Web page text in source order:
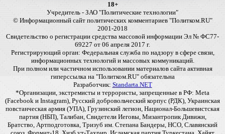
18+
Учредитель - ЗАО "Политические технологии"
© Информационный сайт политических комментариев "Политком.RU"
2001-2018
Свидетельство о регистрации средства массовой информации Эл № ФС77-
69227 от 06 апреля 2017 г.
Регистрирующий орган: Федеральная служба по надзору в сфере связи,
информационных технологий и массовых коммуникаций.
При полном или частичном использовании материалов сайта активная
гиперссылка на "Политком.RU" обязательна
Разработчик: Standarta.NET
*Организации, экстремисты и террористы, запрещенные в РФ: Meta
(Facebook и Instagram), Русский добровольческий корпус (РДК), Украинская
повстанческая армия (УПА), Грузинский легион, Национал-Большевистская
партия (НБП), Талибан, Свидетели Иеговы, Мизантропик Дивижн,
Братство, Артподготовка, Тризуб им. Степана Бандеры, НСО, Славянский